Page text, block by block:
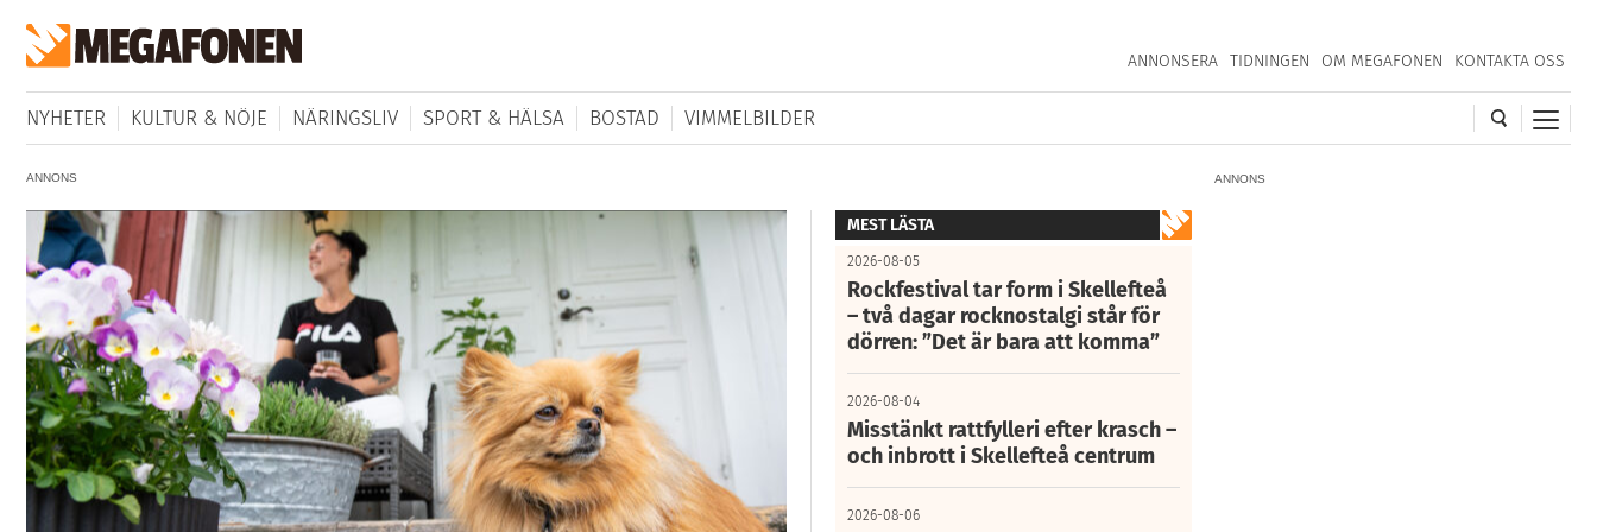
ANNONSERA TIDNINGEN OM MEGAFONEN KONTAKTA OSS
NYHETER KULTUR & NÖJE NÄRINGSLIV SPORT & HÄLSA BOSTAD VIMMELBILDER
ANNONS
ANNONS
MEST LÄSTA
2026-08-05
Rockfestival tar form i Skellefteå
– två dagar rocknostalgi står för
dörren: ”Det är bara att komma”
2026-08-04
Misstänkt rattfylleri efter krasch –
och inbrott i Skellefteå centrum
2026-08-06